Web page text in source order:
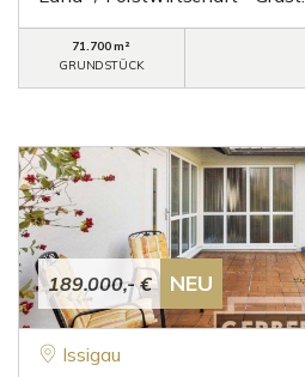
71.700 m²
GRUNDSTÜCK
189.000,- € NEU
Issigau